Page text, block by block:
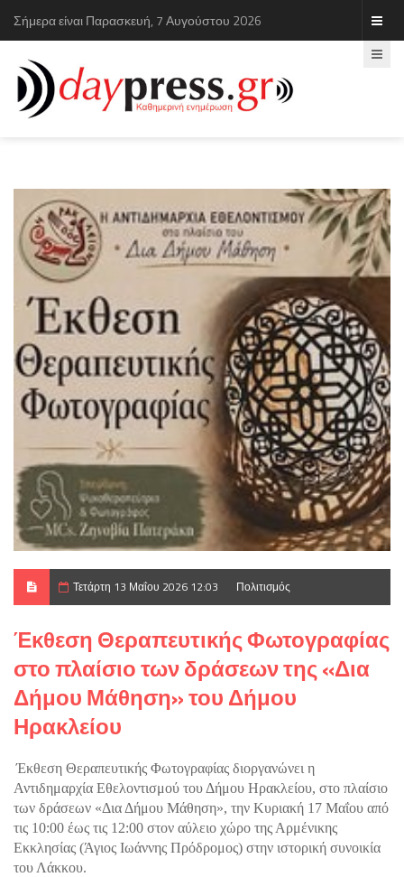
Σήμερα είναι Παρασκευή, 7 Αυγούστου 2026
Τετάρτη 13 Μαΐου 2026 12:03 Πολιτισμός
Έκθεση Θεραπευτικής Φωτογραφίας
στο πλαίσιο των δράσεων της «Δια
Δήμου Μάθηση» του Δήμου
Ηρακλείου
Έκθεση Θεραπευτικής Φωτογραφίας διοργανώνει η
Αντιδημαρχία Εθελοντισμού του Δήμου Ηρακλείου, στο πλαίσιο
των δράσεων «Δια Δήμου Μάθηση», την Κυριακή 17 Μαΐου από
τις 10:00 έως τις 12:00 στον αύλειο χώρο της Αρμένικης
Εκκλησίας (Άγιος Ιωάννης Πρόδρομος) στην ιστορική συνοικία
του Λάκκου.